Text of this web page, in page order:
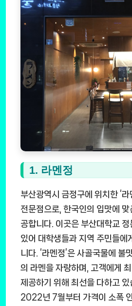
1. 라멘정
부산광역시 금정구에 위치한 ‘라
전문점으로, 한국인의 입맛에 맞
공합니다. 이곳은 부산대학교
있어 대학생들과 지역 주민들에
니다. ‘라멘정’은 사골국물에 불
의 라멘을 자랑하며, 고객에게
제공하기 위해 최선을 다하고 있
2022년 7월부터 가격이 소폭